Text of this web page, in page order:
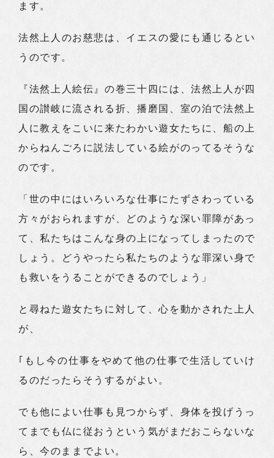
ます。
法然上人のお慈悲は、イエスの愛にも通じるとい
うのです。
『法然上人絵伝』の巻三十四には、法然上人が四
国の讃岐に流される折、播磨国、室の泊で法然上
人に教えをこいに来たわかい遊女たちに、船の上
からねんごろに説法している絵がのってるそうな
のです。
「世の中にはいろいろな仕事にたずさわっている
方々がおられますが、どのような深い罪障があっ
て、私たちはこんな身の上になってしまったので
しょう。どうやったら私たちのような罪深い身で
も救いをうることができるのでしょう」
と尋ねた遊女たちに対して、心を動かされた上人
が、
｢もし今の仕事をやめて他の仕事で生活していけ
るのだったらそうするがよい。
でも他によい仕事も見つからず、身体を投げうっ
てまでも仏に従おうという気がまだおこらないな
ら、今のままでよい。